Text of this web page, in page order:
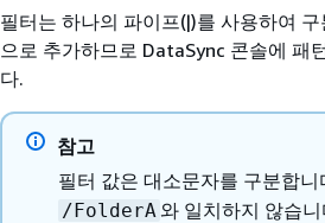
필터는 하나의 파이프(|)를 사용하여
으로 추가하므로 DataSync 콘솔에 패
다.
참고
필터 값은 대소문자를 구분합니
/FolderA 와 일치하지 않습니